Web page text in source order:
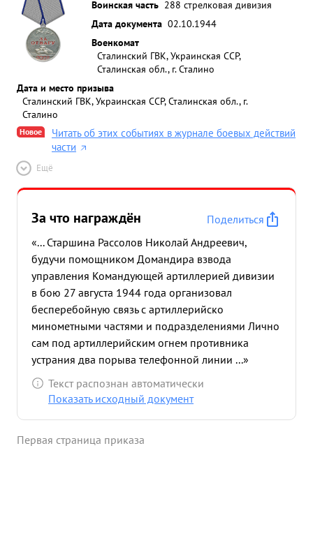
Воинская часть 288 стрелковая дивизия
Дата документа 02.10.1944
Военкомат
Сталинский ГВК, Украинская ССР,
Сталинская обл., г. Сталино
Дата и место призыва
Сталинский ГВК, Украинская ССР, Сталинская обл., г.
Сталино
Новое
Читать об этих событиях в журнале боевых действий
части
Ещё
За что награждён
Поделиться
«... Старшина Рассолов Николай Андреевич,
будучи помощником Домандира взвода
управления Командующей артиллерией дивизии
в бою 27 августа 1944 года организовал
бесперебойную связь с артиллерийско
минометными частями и подразделениями Лично
сам под артиллерийским огнем противника
устрания два порыва телефонной линии ...»
Текст распознан автоматически
Показать исходный документ
Первая страница приказа